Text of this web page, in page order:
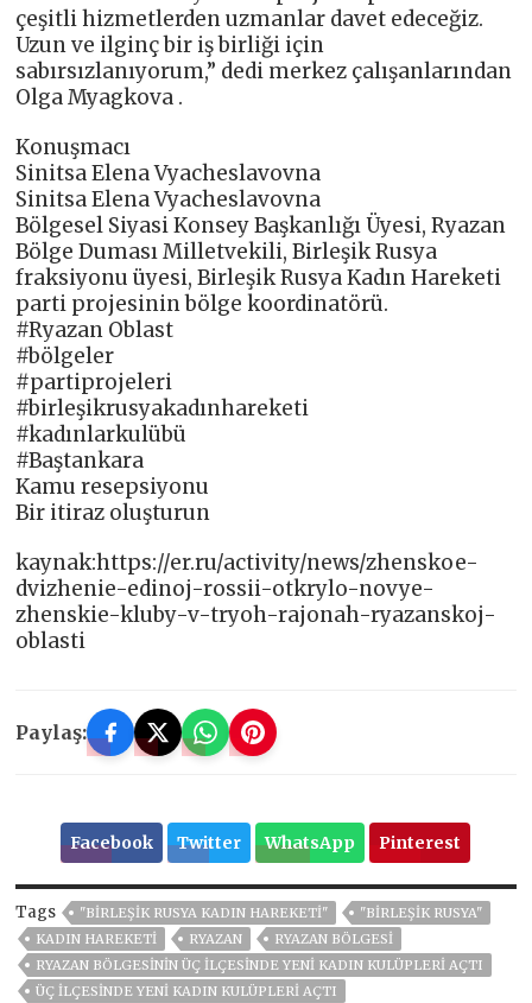
çeşitli hizmetlerden uzmanlar davet edeceğiz.
Uzun ve ilginç bir iş birliği için
sabırsızlanıyorum,” dedi merkez çalışanlarından
Olga Myagkova .
Konuşmacı
Sinitsa Elena Vyacheslavovna
Sinitsa Elena Vyacheslavovna
Bölgesel Siyasi Konsey Başkanlığı Üyesi, Ryazan
Bölge Duması Milletvekili, Birleşik Rusya
fraksiyonu üyesi, Birleşik Rusya Kadın Hareketi
parti projesinin bölge koordinatörü.
#Ryazan Oblast
#bölgeler
#partiprojeleri
#birleşikrusyakadınhareketi
#kadınlarkulübü
#Baştankara
Kamu resepsiyonu
Bir itiraz oluşturun
kaynak:https://er.ru/activity/news/zhenskoe-
dvizhenie-edinoj-rossii-otkrylo-novye-
zhenskie-kluby-v-tryoh-rajonah-ryazanskoj-
oblasti
Paylaş:
Facebook Twitter WhatsApp Pinterest
Tags "BIRLEŞIK RUSYA KADIN HAREKETI"
"BIRLEŞIK RUSYA"
KADIN HAREKETI
RYAZAN
RYAZAN BÖLGESI
RYAZAN BÖLGESININ ÜÇ ILÇESINDE YENI KADIN KULÜPLERI AÇTI
ÜÇ ILÇESINDE YENI KADIN KULÜPLERI AÇTI